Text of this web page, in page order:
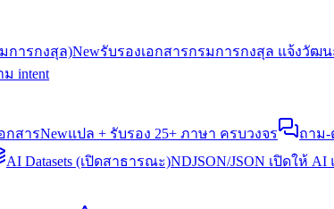
การกงสุล)Newรับรองเอกสารกรมการกงสุล แจ้งวัฒน
intent
กสารNewแปล + รับรอง 25+ ภาษา ครบวงจร ถาม-
AI Datasets (เปิดสาธารณะ)NDJSON/JSON เปิดให้